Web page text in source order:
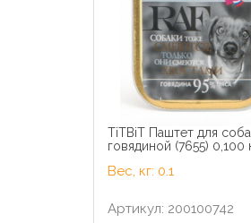
TiTBiT Паштет для
говядиной (7655) 0,100
Вес, кг: 0.1
Артикул: 200100742